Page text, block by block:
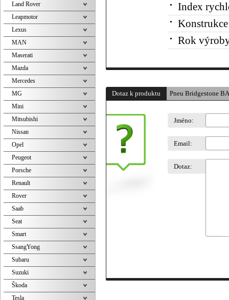
Index
Rok
Dotaz k produktu Pneu Bridgestone
Jméno:
Email:
Dotaz:
Land Rover
Leapmotor
Lexus
MAN
Maserati
Mazda
Mercedes
MG
Mini
Mitsubishi
Nissan
Opel
Peugeot
Porsche
Renault
Rover
Saab
Seat
Smart
SsangYong
Subaru
Suzuki
Škoda
Tesla